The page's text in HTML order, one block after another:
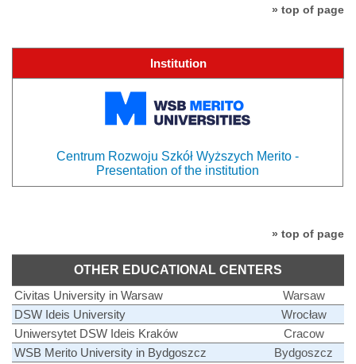
» top of page
Institution
Centrum Rozwoju Szkół Wyższych Merito -
Presentation of the institution
» top of page
OTHER EDUCATIONAL CENTERS
Civitas University in Warsaw
Warsaw
DSW Ideis University
Wrocław
Uniwersytet DSW Ideis Kraków
Cracow
WSB Merito University in Bydgoszcz
Bydgoszcz